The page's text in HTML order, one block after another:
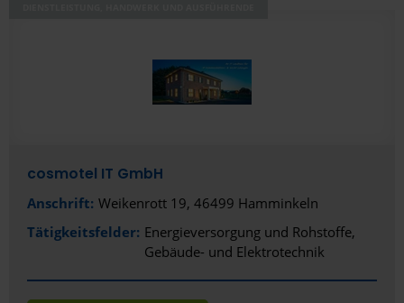
cosmotel IT GmbH
Anschrift: Weikenrott 19, 46499 Hamminkeln
Tätigkeitsfelder: Energieversorgung und Rohstoffe
Gebäude- und Elektrotechnik